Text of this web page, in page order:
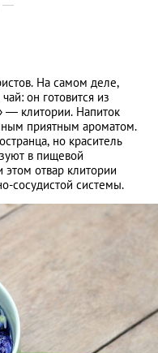
На самом деле,
он готовится из
— клитории. Напиток
приятным ароматом.
но краситель
в пищевой
отвар клитории
сосудистой системы.